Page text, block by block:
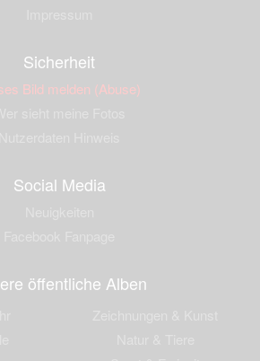
Sicherheit
Bild melden (Abuse)
Social Media
öffentliche Alben